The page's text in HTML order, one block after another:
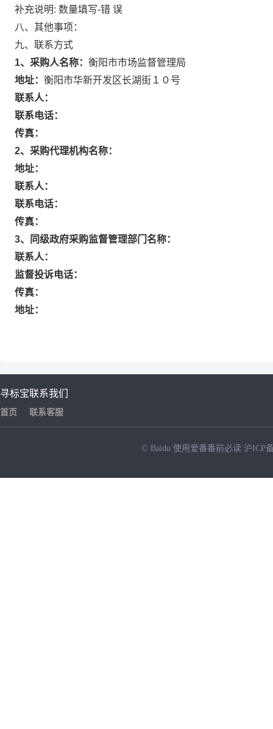
补充说明: 数量填写-错 误
八、其他事项：
九、联系方式
1、采购人名称： 衡阳市市场监督管理局
地址： 衡阳市华新开发区长湖街１０号
联系人：
联系电话：
传真：
2、采购代理机构名称：
地址：
联系人：
联系电话：
传真：
3、同级政府采购监督管理部门名称：
联系人：
监督投诉电话：
传真：
地址：
寻标宝
首页
联系我们
联系客服
© Baidu 使用爱番番前必读 沪ICP